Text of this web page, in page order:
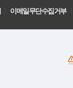
이메일무단수집거부